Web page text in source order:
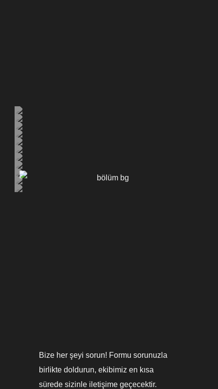
Bize her şeyi sorun! Formu sorunuzla
birlikte doldurun, ekibimiz en kısa
sürede sizinle iletişime geçecektir.